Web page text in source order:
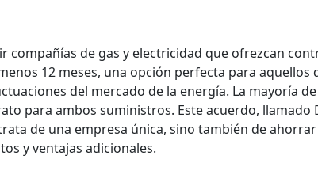
compañías de gas y electricidad que ofrezcan
12 meses, una opción perfecta para aquellos
del mercado de la energía. La mayoría
para ambos suministros. Este acuerdo, llamado
de una empresa única, sino también de
y ventajas adicionales.